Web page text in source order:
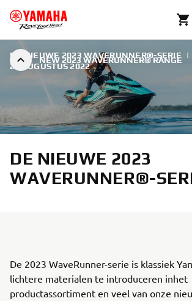
NEW 2023 WAVERUNNER® RANGE
DE NIEUWE 2023 WAVERUNNER®-SERIE
|
20 AUGUSTUS 2022
DE NIEUWE 2023
WAVERUNNER®-
De 2023 WaveRunner-serie is klassiek
lichtere materialen te introduceren inhet
productassortiment en veel van onze